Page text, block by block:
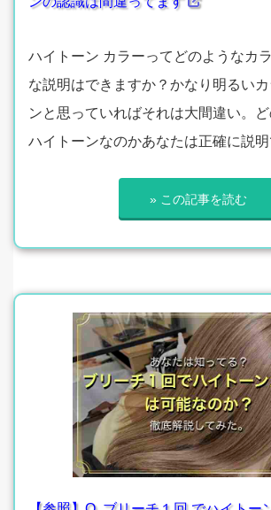
ハイトーン カラーってどのようなカ
な説明はできますか？かなり明るい
ンと思っていればそれは大間違い。
ハイトーンなのかあなたは正確に説明
» この記事を読む